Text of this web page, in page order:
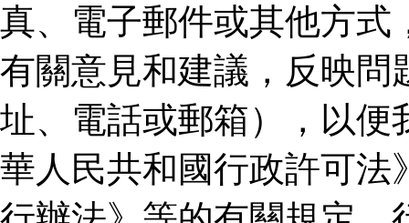
真、電子郵件或其他方式
有關意見和建議，反映問
址、電話或郵箱），以便
華人民共和國行政許可法